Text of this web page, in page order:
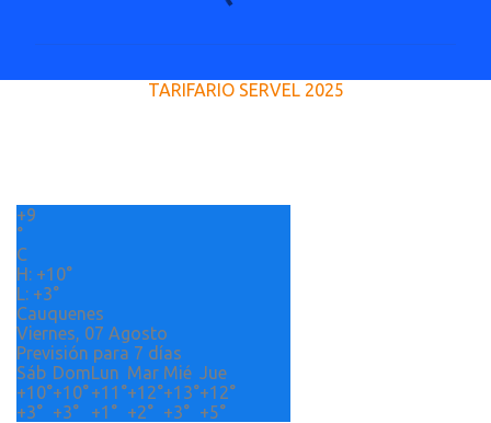
s
TARIFARIO SERVEL 2025
+9
°
C
H: +10°
L: +3°
Cauquenes
Viernes, 07 Agosto
Previsión para 7 días
Sáb DomLun Mar Mié Jue
+10°+10°+11°+12°+13°+12°
+3° +3° +1° +2° +3° +5°